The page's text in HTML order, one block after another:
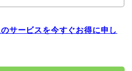
サービスを今すぐお得に申し